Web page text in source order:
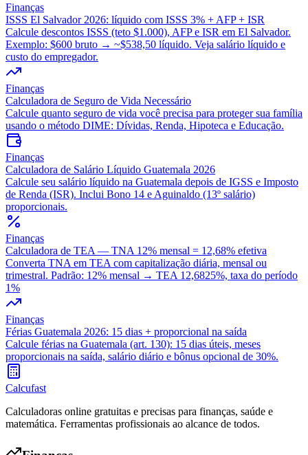
Finanças
ISSS El Salvador 2026: líquido com ISSS 3% + AFP + ISR
Calcule descontos ISSS (teto $1.000), AFP e ISR em El Salvador.
Exemplo: $600 bruto → ~$538,50 líquido. Veja salário líquido e
custo do empregador.
Finanças
Calculadora de Seguro de Vida Necessário
Calcule quanto seguro de vida você precisa para proteger sua família
usando o método DIME: Dívidas, Renda, Hipoteca e Educação.
Finanças
Calculadora de Salário Líquido Guatemala 2026
Calcule seu salário líquido na Guatemala depois de IGSS e Imposto
de Renda (ISR). Inclui Bono 14 e Aguinaldo (13º salário)
proporcionais.
Finanças
Calculadora de TEA — TNA 12% mensal = 12,68% efetiva
Converta TNA em TEA com capitalização diária, mensal ou
trimestral. Padrão: 12% mensal → TEA 12,6825%, taxa do período
1%
Finanças
Férias Guatemala 2026: 15 dias + proporcional na saída
Calcule férias na Guatemala (art. 130): 15 dias úteis, meses
proporcionais na saída, salário diário e bônus opcional de 30%.
Calcufast
Calculadoras online gratuitas e precisas para finanças, saúde e
matemática. Ferramentas profissionais ao alcance de todos.